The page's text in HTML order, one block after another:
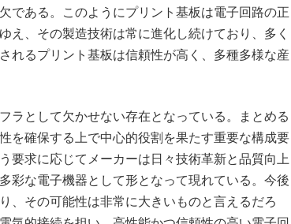
である。このようにプリント基板は電子回路の正
、その製造技術は常に進化し続けており、多く
れるプリント基板は信頼性が高く、多種多様な産
ラとして欠かせない存在となっている。まとめる
を確保する上で中心的役割を果たす重要な構成要
要求に応じてメーカーは日々技術革新と品質向上
彩な電子機器として形となって現れている。今後
、その可能性は非常に大きいものと言えるだろ